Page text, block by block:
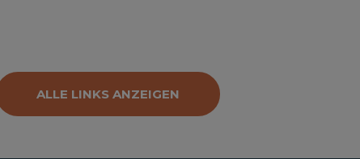
ALLE LINKS ANZEIGEN